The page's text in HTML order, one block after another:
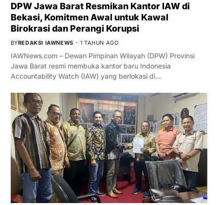
DPW Jawa Barat Resmikan Kantor IAW di
Bekasi, Komitmen Awal untuk Kawal
Birokrasi dan Perangi Korupsi
BYREDAKSI IAWNEWS 1 TAHUN AGO
IAWNews.com – Dewan Pimpinan Wilayah (DPW) Provinsi
Jawa Barat resmi membuka kantor baru Indonesia
Accountability Watch (IAW) yang berlokasi di…